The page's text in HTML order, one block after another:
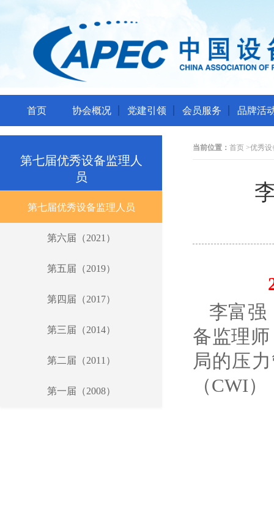
首页 协会概况 党建引领 会员服务 品牌活
第七届优秀设备监理人
员
第七届优秀设备监理人员
第六届（2021）
第五届（2019）
第四届（2017）
第三届（2014）
第二届（2011）
第一届（2008）
当前位置： 首页 >优秀设
李富强
备监理
局的压
（CWI